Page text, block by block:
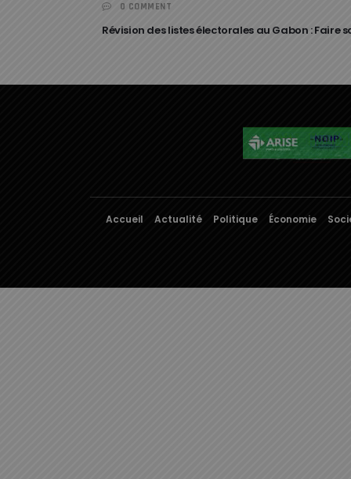
0 COMMENT
Révision des listes électorales au Gabon : Faire
Accueil Actualité Politique Économie